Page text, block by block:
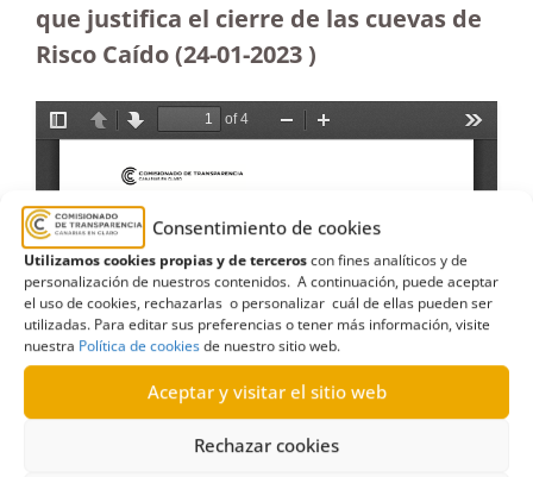
Consentimiento de cookies
Utilizamos cookies propias y de terceroscon fines analíticos y de
personalización de nuestros contenidos. A continuación, puede aceptar
el uso de cookies, rechazarlas o personalizar cuál de ellas pueden ser
utilizadas. Para editar sus preferencias o tener más información, visite
nuestra Política de cookiesde nuestro sitio web.
Aceptar y visitar el sitio web
Rechazar cookies
que justifica el cierre de las cuevas de
Risco Caído (24-01-2023 )